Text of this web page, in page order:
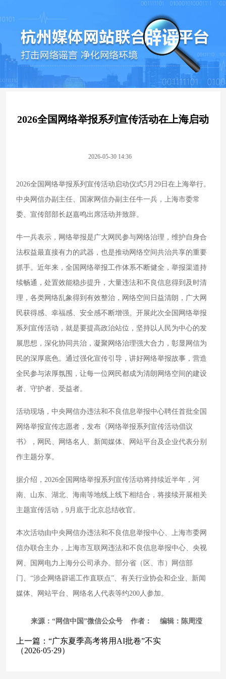
2026全国网络举报系列宣传活动在上海启动
2026-05-30 14:36
2026全国网络举报系列宣传活动启动仪式5月29日在上海举行。
中央网信办副主任、国家网信办副主任牛一兵，上海市委常
委、宣传部部长赵嘉鸣出席活动并致辞。
牛一兵表示，网络举报是广大网民参与网络治理，维护自身合
法权益最直接有力的武器，也是推动网络空间共治共享的重要
抓手。近年来，全国网络举报工作体系不断健全，举报渠道持
续畅通，处置效能稳步提升，大量违法和不良信息得到及时清
理，各类网络乱象得到有效整治，网络空间日益清朗，广大网
民获得感、幸福感、安全感不断增强。开展此次全国网络举报
系列宣传活动，就是要提高政治站位，坚持以人民为中心的发
展思想，深化协同共治，凝聚网络治理强大合力，彰显网信为
民的深厚底色。通过强化宣传引导，讲好网络举报故事，营造
全民参与浓厚氛围，让每一位网民都成为清朗网络空间的建设
者、守护者、受益者。
活动现场，中央网信办违法和不良信息举报中心聘任首批全国
网络举报宣传志愿者，发布《网络举报系列宣传活动倡议
书》，网民、网络名人、新闻媒体、网站平台及企业代表分别
作主题分享。
据介绍，2026全国网络举报系列宣传活动将持续近半年，河
南、山东、湖北、海南等地线上线下相结合，将接续开展相关
主题宣传活动，9月底于北京总结收官。
本次活动由中央网信办违法和不良信息举报中心、上海市委网
信办联合主办，上海市互联网违法和不良信息举报中心、央视
网、国网电力上海分公司承办。部分省（区、市）网信部
门、“涉企网络辟谣工作直联点”、有关行业协会和企业、新闻
媒体、网站平台、网络名人代表等约200人参加。
来源：“网信中国”微信公众号 作者： 编辑：陈周滢
上一篇： “广东夏季高考将用AI批卷”不实
（2026·05·29）